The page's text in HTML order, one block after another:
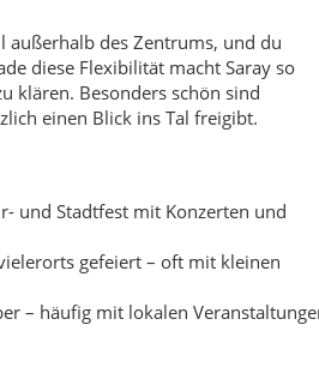
und Fundstellen
und Handelsraum; bis heute
viele ehemals dörfliche Einheiten
diese Mischung macht es als